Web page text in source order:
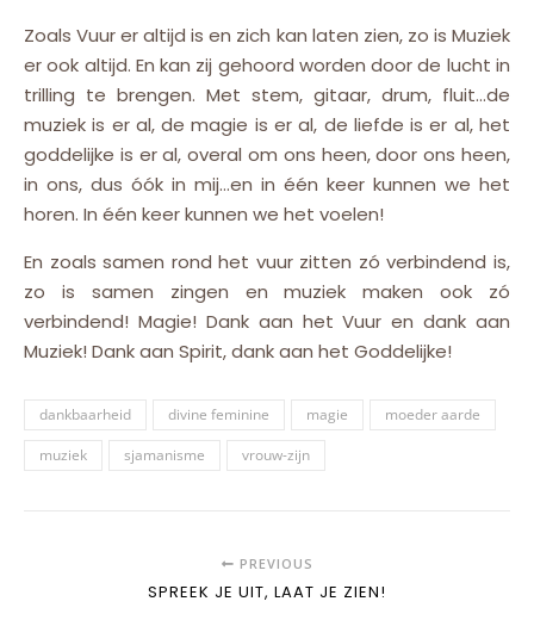
Zoals Vuur er altijd is en zich kan laten zien, zo is Muziek
er ook altijd. En kan zij gehoord worden door de lucht in
trilling te brengen. Met stem, gitaar, drum, fluit…de
muziek is er al, de magie is er al, de liefde is er al, het
goddelijke is er al, overal om ons heen, door ons heen,
in ons, dus óók in mij…en in één keer kunnen we het
horen. In één keer kunnen we het voelen!
En zoals samen rond het vuur zitten zó verbindend is,
zo is samen zingen en muziek maken ook zó
verbindend! Magie! Dank aan het Vuur en dank aan
Muziek! Dank aan Spirit, dank aan het Goddelijke!
dankbaarheid divine feminine magie
moeder aarde
muziek
sjamanisme vrouw-zijn
PREVIOUS
SPREEK JE UIT, LAAT JE ZIEN!